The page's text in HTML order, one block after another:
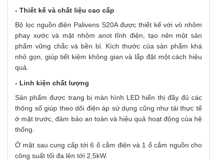
- Thiết kế và chất liệu cao cấp
Bộ lọc nguồn điện Palivens S20A được thiết kế với vỏ nhôm
phay xước và mặt nhôm anot tĩnh điện, tạo nên một sản
phẩm vững chắc và bền bỉ. Kích thước của sản phẩm khá
nhỏ gọn, giúp tiết kiệm không gian và lắp đặt một cách hiệu
quả.
- Linh kiện chất lượng
Sản phẩm được trang bị màn hình LED hiển thị đầy đủ các
thông số giúp theo dõi điện áp sử dụng cũng như tải thực tế
ở mặt trước, đảm bảo an toàn và hiệu quả hoạt động của hệ
thống.
Ở mặt sau cung cấp tới 6 ổ cắm điện và 1 ổ cắm nguồn cho
công suất tối đa lên tới 2,5kW.